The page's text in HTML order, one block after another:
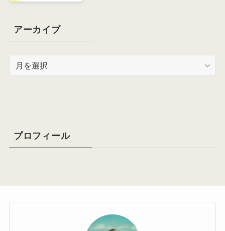
アーカイブ
プロフィール